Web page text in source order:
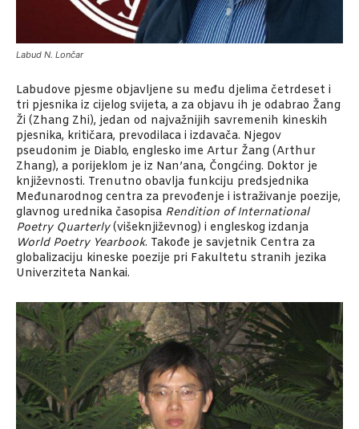
Labud N. Lončar
Labudove pjesme objavljene su među djelima četrdeset i
tri pjesnika iz cijelog svijeta, a za objavu ih je odabrao Žang
Ži (Zhang Zhi), jedan od najvažnijih savremenih kineskih
pjesnika, kritičara, prevodilaca i izdavača. Njegov
pseudonim je Diablo, englesko ime Artur Žang (Arthur
Zhang), a porijeklom je iz Nan’ana, Čongćing. Doktor je
književnosti. Trenutno obavlja funkciju predsjednika
Međunarodnog centra za prevođenje i istraživanje poezije,
glavnog urednika časopisa Rendition of International
Poetry Quarterly(višeknjiževnog) i engleskog izdanja
World Poetry Yearbook. Takođe je savjetnik Centra za
globalizaciju kineske poezije pri Fakultetu stranih jezika
Univerziteta Nankai.